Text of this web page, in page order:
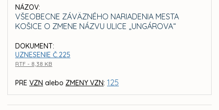
NÁZOV:
VŠEOBECNE ZÁVÄZNÉHO NARIADENIA MESTA
KOŠICE O ZMENE NÁZVU ULICE „UNGÁROVA“
DOKUMENT:
UZNESENIE Č.225
RTF - 8,38 KB
PRE VZN alebo ZMENY VZN: 125